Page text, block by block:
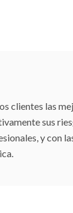
clientes las
sus
y con